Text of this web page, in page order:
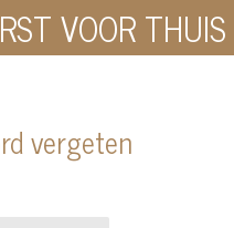
VOOR THUIS
vergeten